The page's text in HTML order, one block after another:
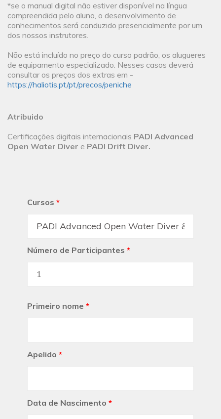
*se o manual digital não estiver disponível na língua
compreendida pelo aluno, o desenvolvimento de
conhecimentos será conduzido presencialmente por um
dos nossos instrutores.
Não está incluído no preço do curso padrão, os alugueres
de equipamento especializado. Nesses casos deverá
consultar os preços dos extras em -
https://haliotis.pt/pt/precos/peniche
Atribuido
Certificações digitais internacionais PADI Advanced
Open Water Diver e PADI Drift Diver.
Cursos *
Número de Participantes *
Primeiro nome *
Apelido *
Data de Nascimento *